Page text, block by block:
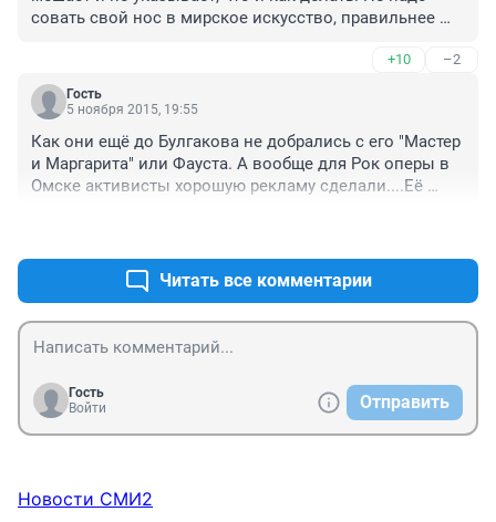
создатели JCS подобных вольностей себе не
позволили) представители РПЦ высказались о том,
подтверждение, что это православные верующие?
совать свой нос в мирское искусство, правильнее
лучших музыкальных творений 20 века! Понятно, что
оригинал теперь доступен только в записи, но
насколько помню свои ощущения от русскоязычной
Жалею, что не смогу послушать это великое
творение!
+10 –2
Гость
5 ноября 2015, 19:55
Как они ещё до Булгакова не добрались с его "Мастер
и Маргарита" или Фауста. А вообще для Рок оперы в
Омске активисты хорошую рекламу сделали....Её
Читать все комментарии
Гость
Войти
Отправить
Новости СМИ2